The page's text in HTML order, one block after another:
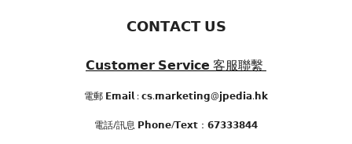
𝗖𝗢𝗡𝗧𝗔𝗖𝗧 𝗨𝗦
𝗖𝘂𝘀𝘁𝗼𝗺𝗲𝗿 𝗦𝗲𝗿𝘃𝗶𝗰𝗲 客服聯繫
電郵 𝗘𝗺𝗮𝗶𝗹 : 𝗰𝘀.𝗺𝗮𝗿𝗸𝗲𝘁𝗶𝗻𝗴@𝗷𝗽𝗲𝗱𝗶𝗮.𝗵𝗸
電話/訊息 𝗣𝗵𝗼𝗻𝗲/𝗧𝗲𝘅𝘁：𝟲𝟳𝟯𝟯𝟯𝟴𝟰𝟰